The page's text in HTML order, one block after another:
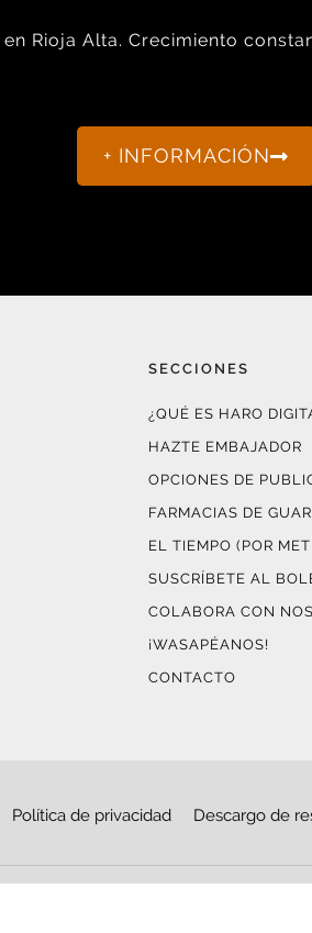
Rioja Alta. Crecimiento
+ INFORMACIÓN
SECCIONES
¿QUÉ ES HARO
HAZTE EMBAJADOR
OPCIONES DE
FARMACIAS DE
EL TIEMPO (POR
SUSCRÍBETE AL
COLABORA CON
¡WASAPÉANOS!
CONTACTO
Política de privacidad Descargo de